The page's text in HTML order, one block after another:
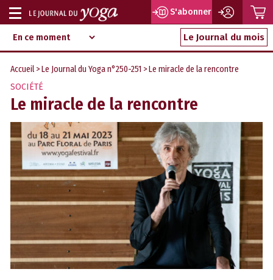
Aller
au
contenu
d‘information
indépendant
Afficher
ou
masquer
la
navigation
S'abonner
Le Journal du mois
Accueil >Le Journal du Yoga n°250-251 > Le miracle de la rencontre
SOCIÉTÉ
Le miracle de la rencontre